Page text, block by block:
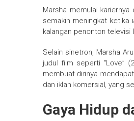
Marsha memulai
semakin meningkat ketika
kalangan penonton televisi
Selain sinetron, Marsha
judul film seperti “Love”
membuat dirinya
dan iklan komersial, yang
Gaya Hidup